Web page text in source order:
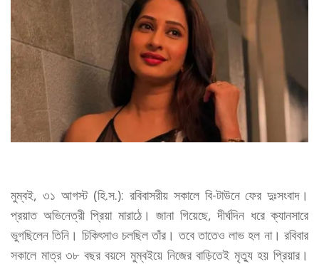
মুম্বই, ৩১ আগস্ট (হি.স.): রবিবাসরীয় সকালে বি-টাউনে ফের দুঃসংবাদ।
প্রয়াত অভিনেত্রী প্রিয়া মারাঠে। জানা গিয়েছে, দীর্ঘদিন ধরে ক্যানসারে
ভুগছিলেন তিনি। চিকিৎসাও চলছিল তাঁর। তবে তাতেও লাভ হল না। রবিবার
সকালে মাত্র ৩৮ বছর বয়সে মুম্বইয়ে নিজের বাড়িতেই মৃত্যু হয় প্রিয়ার।